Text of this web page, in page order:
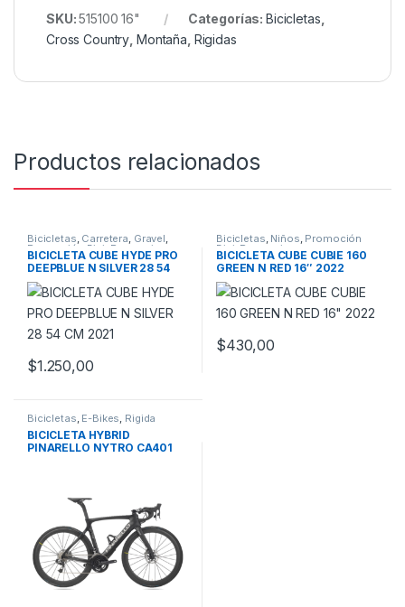
SKU:515100 16" Categorías: Bicicletas
Cross Country Montaña Rigidas
Productos relacionados
Bicicletas, Carretera, Gravel,
Promoción Bici,Promociones
Ruta
BICICLETA CUBE HYDE PRO
DEEPBLUE N SILVER 28 54
CM 2021
$1.250,00
Este producto tiene múltiples variantes. Las opciones se
Bicicletas, Niños, Promoción
Bici,Promociones
BICICLETA CUBE CUBIE 160
GREEN N RED 16″ 2022
$430,00
Bicicletas, E-Bikes, Rigida
BICICLETA HYBRID
PINARELLO NYTRO CA401